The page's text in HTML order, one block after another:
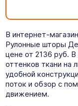
В интернет-
Рулонные шторы
цене от 2136 руб.
оттенков ткани на
удобной
поток и обзор с
движением.